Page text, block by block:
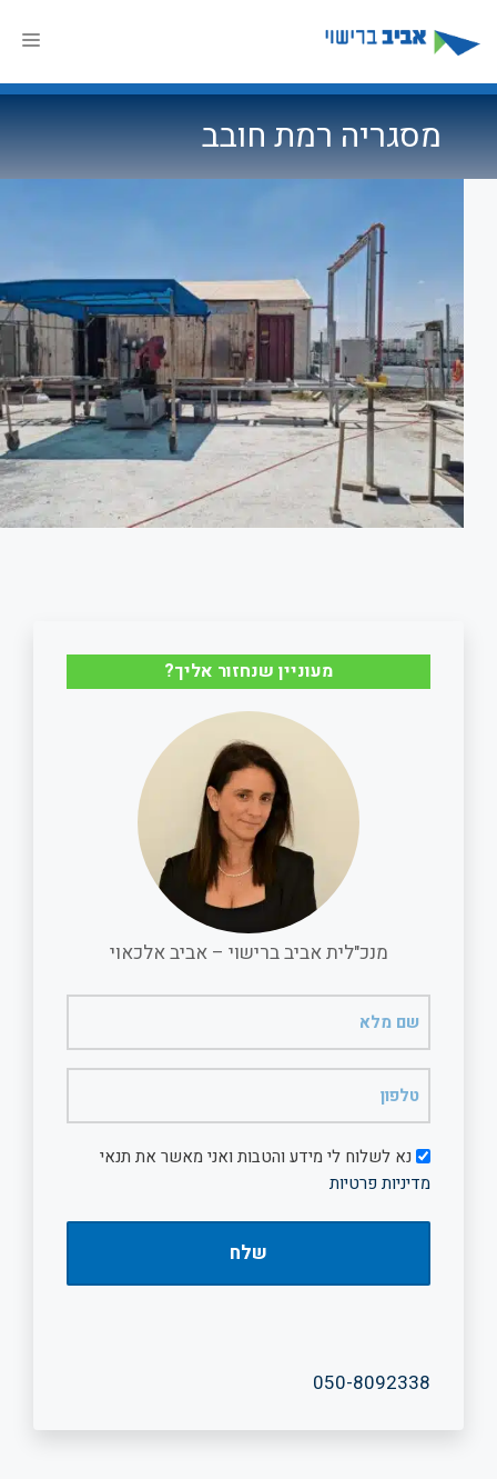
לתוכן
מסגריה רמת חובב
מעוניין שנחזור אליך?
מנכ"לית אביב ברישוי – אביב אלכאוי
מלא
דיוורנא לשלוח לי מידע והטבות ואני מאשר את תנאי
מדיניות פרטיות
050-8092338